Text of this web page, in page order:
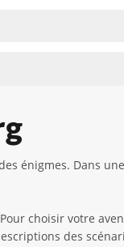
énigmes. Dans
choisir votre
des